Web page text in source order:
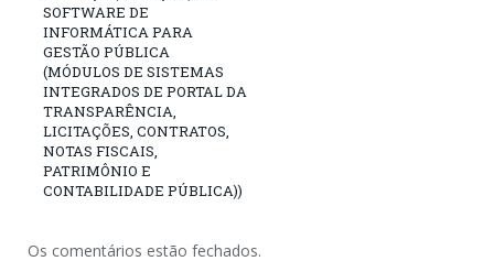
SOFTWARE DE
INFORMÁTICA PARA
GESTÃO PÚBLICA
(MÓDULOS DE SISTEMAS
INTEGRADOS DE PORTAL DA
TRANSPARÊNCIA,
LICITAÇÕES, CONTRATOS,
NOTAS FISCAIS,
PATRIMÔNIO E
CONTABILIDADE PÚBLICA))
Os comentários estão fechados.